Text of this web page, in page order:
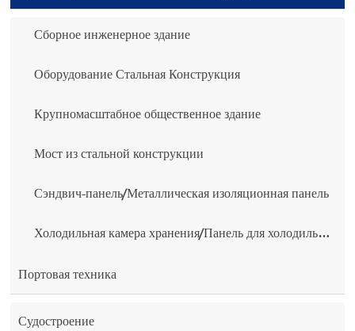
Сборное инженерное здание
Оборудование Стальная Конструкция
Крупномасштабное общественное здание
Мост из стальной конструкции
Сэндвич-панель/Металлическая изоляционная панель
Холодильная камера хранения/Панель для холодильной камеры
Портовая техника
Судостроение